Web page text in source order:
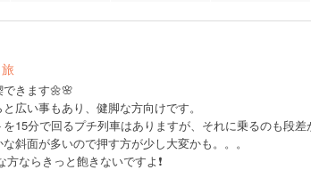
きます🌼🌸
広い事もあり、健脚な方向けです。
15分で回るプチ列車はありますが、それに乗るのも段差
斜面が多いので押す方が少し大変かも。。。
方ならきっと飽きないですよ❗️